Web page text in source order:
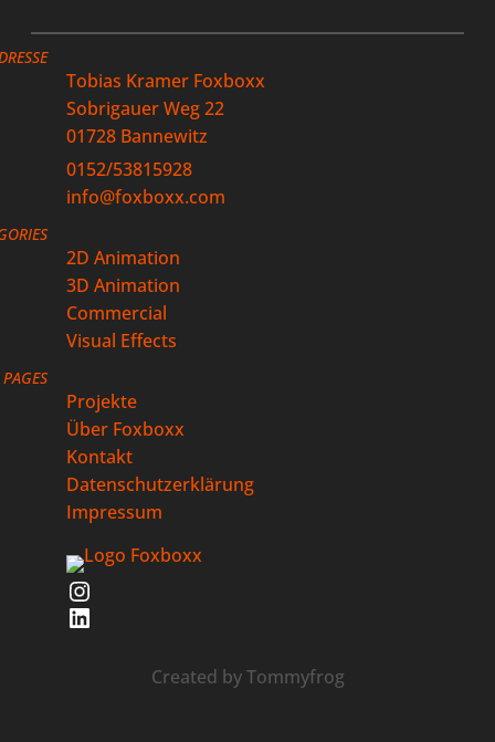
Tobias Kramer Foxboxx
Sobrigauer Weg 22
01728 Bannewitz
0152/53815928
info@foxboxx.com
2D Animation
3D Animation
Commercial
Visual Effects
PAGES
Projekte
Über Foxboxx
Kontakt
Datenschutzerklärung
Impressum
Instagram
LinkedIn
Created byTommyfrog